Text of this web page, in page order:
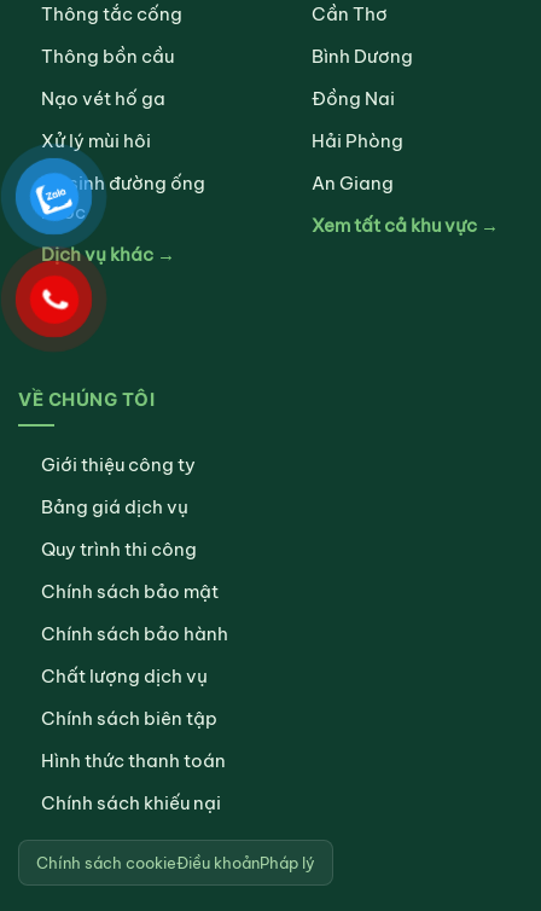
Thông tắc cống
Thông bồn cầu
Nạo vét hố ga
Xử lý mùi hôi
Vệ sinh đường ống
nước
Dịch vụ khác →
Cần Thơ
Bình Dương
Đồng Nai
Hải Phòng
An Giang
Xem tất cả khu vực →
VỀ CHÚNG TÔI
Giới thiệu công ty
Bảng giá dịch vụ
Quy trình thi công
Chính sách bảo mật
Chính sách bảo hành
Chất lượng dịch vụ
Chính sách biên tập
Hình thức thanh toán
Chính sách khiếu nại
Chính sách cookieĐiều khoảnPháp lý